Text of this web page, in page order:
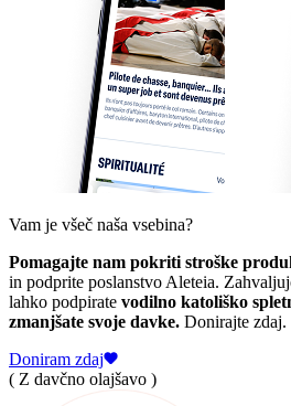
Vam je všeč naša vsebina?
Pomagajte nam pokriti stroške
in podprite poslanstvo Aleteia.
lahko podpirate vodilno katoliško
zmanjšate svoje davke. Donirajte zdaj.
Doniram zdaj
( Z davčno olajšavo )